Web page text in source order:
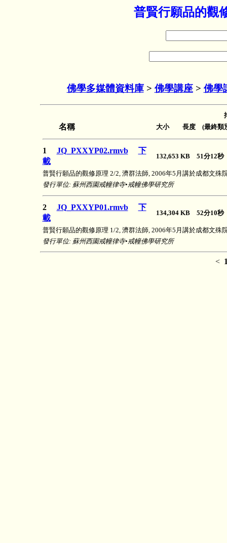
普賢行願品的觀
佛學多媒體資料庫> 佛學講座> 佛學
名稱 大小 長度 (最終類
1 JQ_PXXYP02.rmvb
下
載
132,653 KB 51分12
普賢行願品的觀修原理 2/2, 濟群法師, 2006年5月講於成都文殊
發行單位: 蘇州西園戒幢律寺•戒幢佛學研究所
2 JQ_PXXYP01.rmvb
下
載
134,304 KB 52分10
普賢行願品的觀修原理 1/2, 濟群法師, 2006年5月講於成都文殊
發行單位: 蘇州西園戒幢律寺•戒幢佛學研究所
<